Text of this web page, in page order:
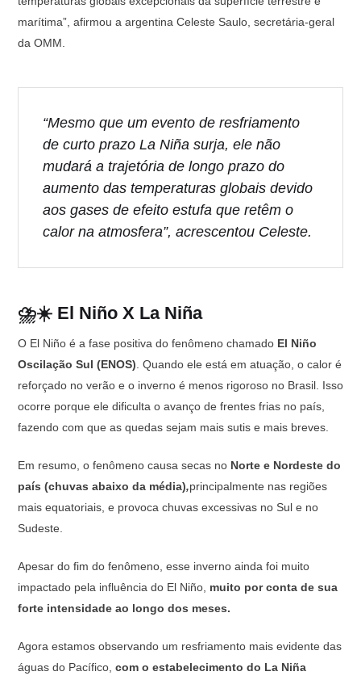
marítima”, afirmou a argentina Celeste Saulo, secretária-geral
da OMM.
“Mesmo que um evento de resfriamento
de curto prazo La Niña surja, ele não
mudará a trajetória de longo prazo do
aumento das temperaturas globais devido
aos gases de efeito estufa que retêm o
calor na atmosfera”, acrescentou Celeste.
⛈️☀️️ El Niño X La Niña
O El Niño é a fase positiva do fenômeno chamado El Niño
Oscilação Sul (ENOS). Quando ele está em atuação, o calor é
reforçado no verão e o inverno é menos rigoroso no Brasil. Isso
ocorre porque ele dificulta o avanço de frentes frias no país,
fazendo com que as quedas sejam mais sutis e mais breves.
Em resumo, o fenômeno causa secas no Norte e Nordeste do
país (chuvas abaixo da média),principalmente nas regiões
mais equatoriais, e provoca chuvas excessivas no Sul e no
Sudeste.
Apesar do fim do fenômeno, esse inverno ainda foi muito
impactado pela influência do El Niño, muito por conta de sua
forte intensidade ao longo dos meses.
Agora estamos observando um resfriamento mais evidente das
águas do Pacífico, com o estabelecimento do La Niña